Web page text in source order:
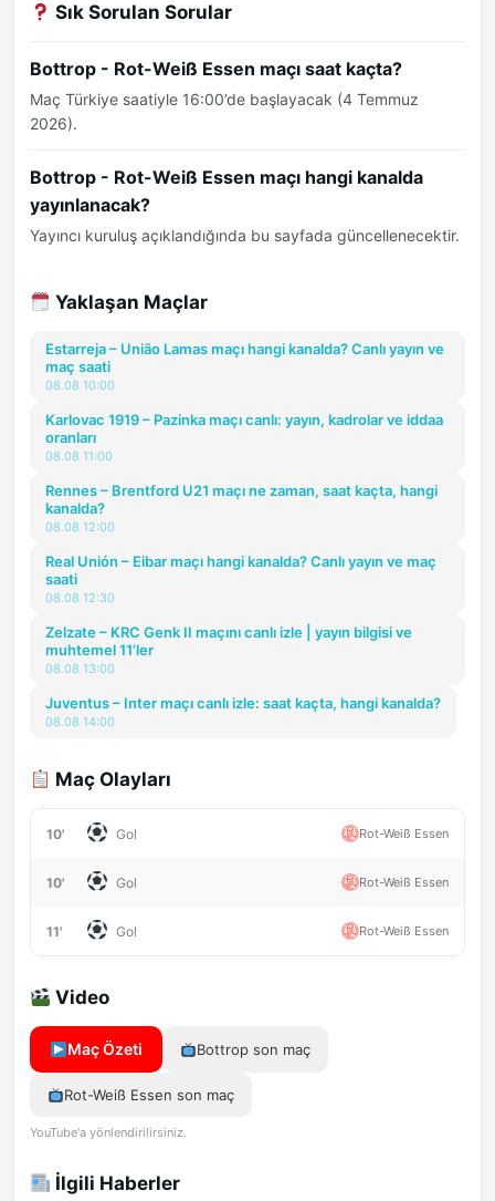
Sık Sorulan Sorular
Bottrop - Rot-Weiß Essen maçı saat kaçta?
Maç Türkiye saatiyle 16:00’de başlayacak (4 Temmuz
2026).
Bottrop - Rot-Weiß Essen maçı hangi kanalda
yayınlanacak?
Yayıncı kuruluş açıklandığında bu sayfada güncellenecektir.
Yaklaşan Maçlar
Estarreja – União Lamas maçı hangi kanalda? Canlı yayın ve
maç saati
08.08 10:00
Karlovac 1919 – Pazinka maçı canlı: yayın, kadrolar ve iddaa
oranları
08.08 11:00
Rennes – Brentford U21 maçı ne zaman, saat kaçta, hangi
kanalda?
08.08 12:00
Real Unión – Eibar maçı hangi kanalda? Canlı yayın ve maç
saati
08.08 12:30
Zelzate – KRC Genk II maçını canlı izle | yayın bilgisi ve
muhtemel 11’ler
08.08 13:00
Juventus – Inter maçı canlı izle: saat kaçta, hangi kanalda?
08.08 14:00
Maç Olayları
10' Gol Rot-Weiß Essen
10' Gol Rot-Weiß Essen
11' Gol Rot-Weiß Essen
Video
Maç Özeti Bottrop son maç
Rot-Weiß Essen son maç
YouTube'a yönlendirilirsiniz.
İlgili Haberler